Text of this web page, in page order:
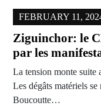
FEBRUARY 11,
Ziguinchor: le
par les
La tension monte suite
Les dégâts matériels
Boucoutte…